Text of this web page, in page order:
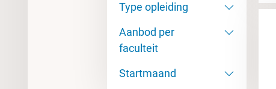
Type opleiding
Aanbod per
faculteit
Startmaand